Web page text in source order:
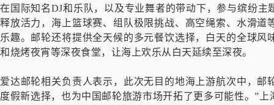
在国际知名DJ和乐队，以及专业舞者的带动下，参与缤纷
释放活力，海上篮球赛、组队极限挑战、高空绳索、水滑
乐趣。邮轮还将提供全天候的多元餐饮选择，白天的全球
和烧烤夜宵等深夜食堂，让海上欢乐从白天延续至深夜。
爱达邮轮相关负责人表示，此次无目的地海上游航次中，
度假新选择，也为中国邮轮旅游市场开拓了更多可能性。”